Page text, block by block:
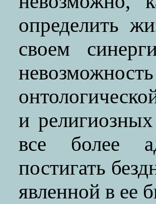
определить
своем
и
все более
постигать
явленной в ее